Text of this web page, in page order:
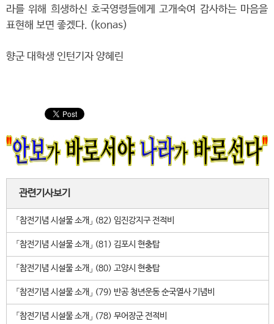
라를 위해 희생하신 호국영령들에게 고개숙여 감사하는 마음을
표현해 보면 좋겠다. (konas)
향군 대학생 인턴기자 양혜린
관련기사보기
「참전기념 시설물 소개」 (82) 임진강지구 전적비
「참전기념 시설물 소개」 (81) 김포시 현충탑
「참전기념 시설물 소개」 (80) 고양시 현충탑
「참전기념 시설물 소개」 (79) 반공 청년운동 순국열사 기념비
「참전기념 시설물 소개」 (78) 무어장군 전적비